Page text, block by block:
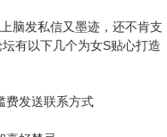
脑发私信又墨迹，还不肯支
有以下几个为女S贴心打造
费发送联系方式